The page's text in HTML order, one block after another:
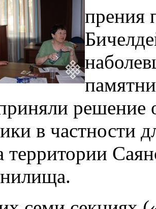
прения
решение
в частности
территории